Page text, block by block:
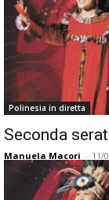
Polinesia in diretta
Seconda
Manuela Macori - 11/